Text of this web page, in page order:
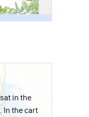
in the
In the cart